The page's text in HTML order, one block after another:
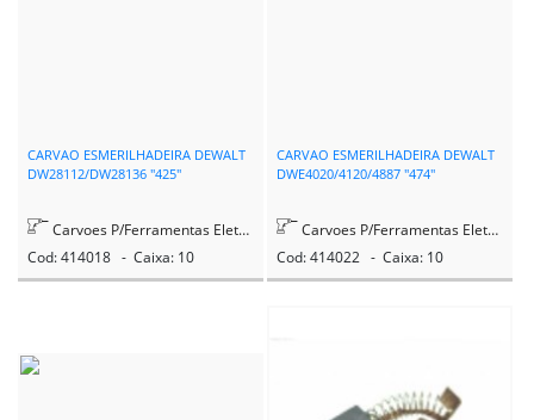
CARVAO ESMERILHADEIRA DEWALT
DW28112/DW28136 "425"
Carvoes P/Ferramentas Eletricas
Cod: 414018 - Caixa: 10
CARVAO ESMERILHADEIRA DEWALT
DWE4020/4120/4887 "474"
Carvoes P/Ferramentas Eletricas
Cod: 414022 - Caixa: 10